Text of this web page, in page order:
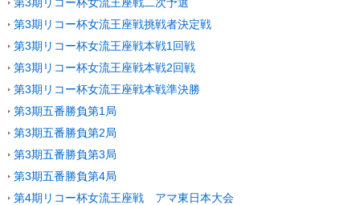
第3期リコー杯女流王座戦挑戦者決定戦
第3期リコー杯女流王座戦本戦1回戦
第3期リコー杯女流王座戦本戦2回戦
第3期リコー杯女流王座戦本戦準決勝
第3期五番勝負第1局
第3期五番勝負第2局
第3期五番勝負第3局
第3期五番勝負第4局
第4期リコー杯女流王座戦 アマ東日本大会